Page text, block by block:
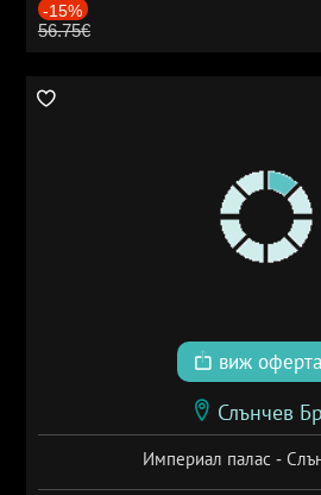
-15%
56.75€
виж
Слънчев
Империал палас -